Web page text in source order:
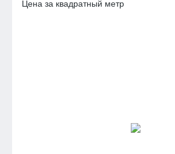
Цена за квадратный метр